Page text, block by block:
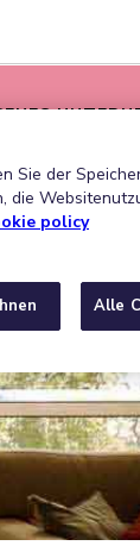
Sie der
die
policy
Alle